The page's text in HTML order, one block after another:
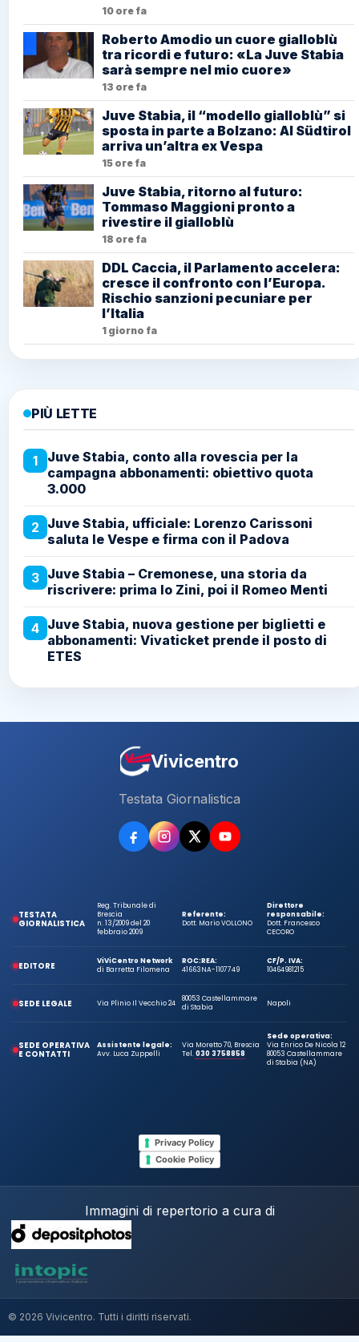
10 ore fa
Roberto Amodio un cuore gialloblù
tra ricordi e futuro: «La Juve Stabia
sarà sempre nel mio cuore»
13 ore fa
Juve Stabia, il “modello gialloblù” si
sposta in parte a Bolzano: Al Südtirol
arriva un’altra ex Vespa
15 ore fa
Juve Stabia, ritorno al futuro:
Tommaso Maggioni pronto a
rivestire il gialloblù
18 ore fa
DDL Caccia, il Parlamento accelera:
cresce il confronto con l’Europa.
Rischio sanzioni pecuniare per
l’Italia
1 giorno fa
PIÙ LETTE
1
Juve Stabia, conto alla rovescia per la
campagna abbonamenti: obiettivo quota
3.000
2 Juve Stabia, ufficiale: Lorenzo Carissoni
saluta le Vespe e firma con il Padova
3 Juve Stabia – Cremonese, una storia da
riscrivere: prima lo Zini, poi il Romeo Menti
4 Juve Stabia, nuova gestione per biglietti e
abbonamenti: Vivaticket prende il posto di
ETES
Vivicentro
Testata Giornalistica
TESTATA
GIORNALISTICA
Reg. Tribunale di
Brescia
n. 13/2009 del 20
febbraio 2009
Referente:
Dott. Mario VOLLONO
Direttore
responsabile:
Dott. Francesco
CECORO
EDITORE
ViViCentro Network
di Barretta Filomena
ROC:
41663
REA:
NA-1107749
CF/P. IVA:
10464981215
SEDE LEGALE Via Plinio Il Vecchio 24
80053 Castellammare
di Stabia
Napoli
SEDE OPERATIVA
E CONTATTI
Assistente legale:
Avv. Luca Zuppelli
Via Moretto 70, Brescia
Tel.030 3758858
Sede operativa:
Via Enrico De Nicola 12
80053 Castellammare
di Stabia (NA)
Privacy Policy
Cookie Policy
Immagini di repertorio a cura di
© 2026 Vivicentro. Tutti i diritti riservati.